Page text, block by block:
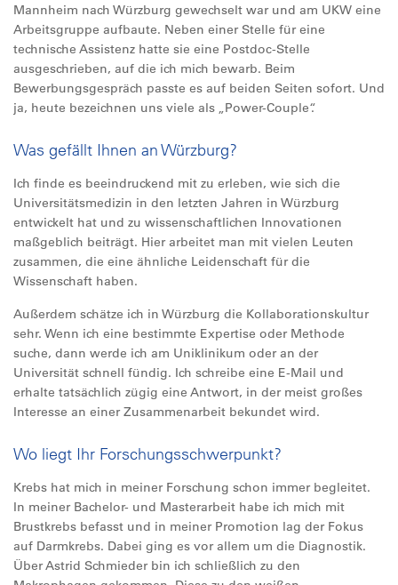
Mannheim nach Würzburg gewechselt war und am UKW eine
Arbeitsgruppe aufbaute. Neben einer Stelle für eine
technische Assistenz hatte sie eine Postdoc-Stelle
ausgeschrieben, auf die ich mich bewarb. Beim
Bewerbungsgespräch passte es auf beiden Seiten sofort. Und
ja, heute bezeichnen uns viele als „Power-Couple“.
Was gefällt Ihnen an Würzburg?
Ich finde es beeindruckend mit zu erleben, wie sich die
Universitätsmedizin in den letzten Jahren in Würzburg
entwickelt hat und zu wissenschaftlichen Innovationen
maßgeblich beiträgt. Hier arbeitet man mit vielen Leuten
zusammen, die eine ähnliche Leidenschaft für die
Wissenschaft haben.
Außerdem schätze ich in Würzburg die Kollaborationskultur
sehr. Wenn ich eine bestimmte Expertise oder Methode
suche, dann werde ich am Uniklinikum oder an der
Universität schnell fündig. Ich schreibe eine E-Mail und
erhalte tatsächlich zügig eine Antwort, in der meist großes
Interesse an einer Zusammenarbeit bekundet wird.
Wo liegt Ihr Forschungsschwerpunkt?
Krebs hat mich in meiner Forschung schon immer begleitet.
In meiner Bachelor- und Masterarbeit habe ich mich mit
Brustkrebs befasst und in meiner Promotion lag der Fokus
auf Darmkrebs. Dabei ging es vor allem um die Diagnostik.
Über Astrid Schmieder bin ich schließlich zu den